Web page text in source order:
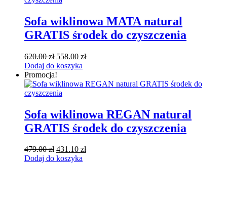
Sofa wiklinowa MATA natural
GRATIS środek do czyszczenia
620.00zł Pierwotna
cena
wynosiła:
620.00 zł.
558.00 złAktualna
558.00 zł.
Dodaj do koszyka
Promocja!
Sofa wiklinowa REGAN natural
GRATIS środek do czyszczenia
479.00zł Pierwotna
cena
431.10 złAktualna
Dodaj do koszyka